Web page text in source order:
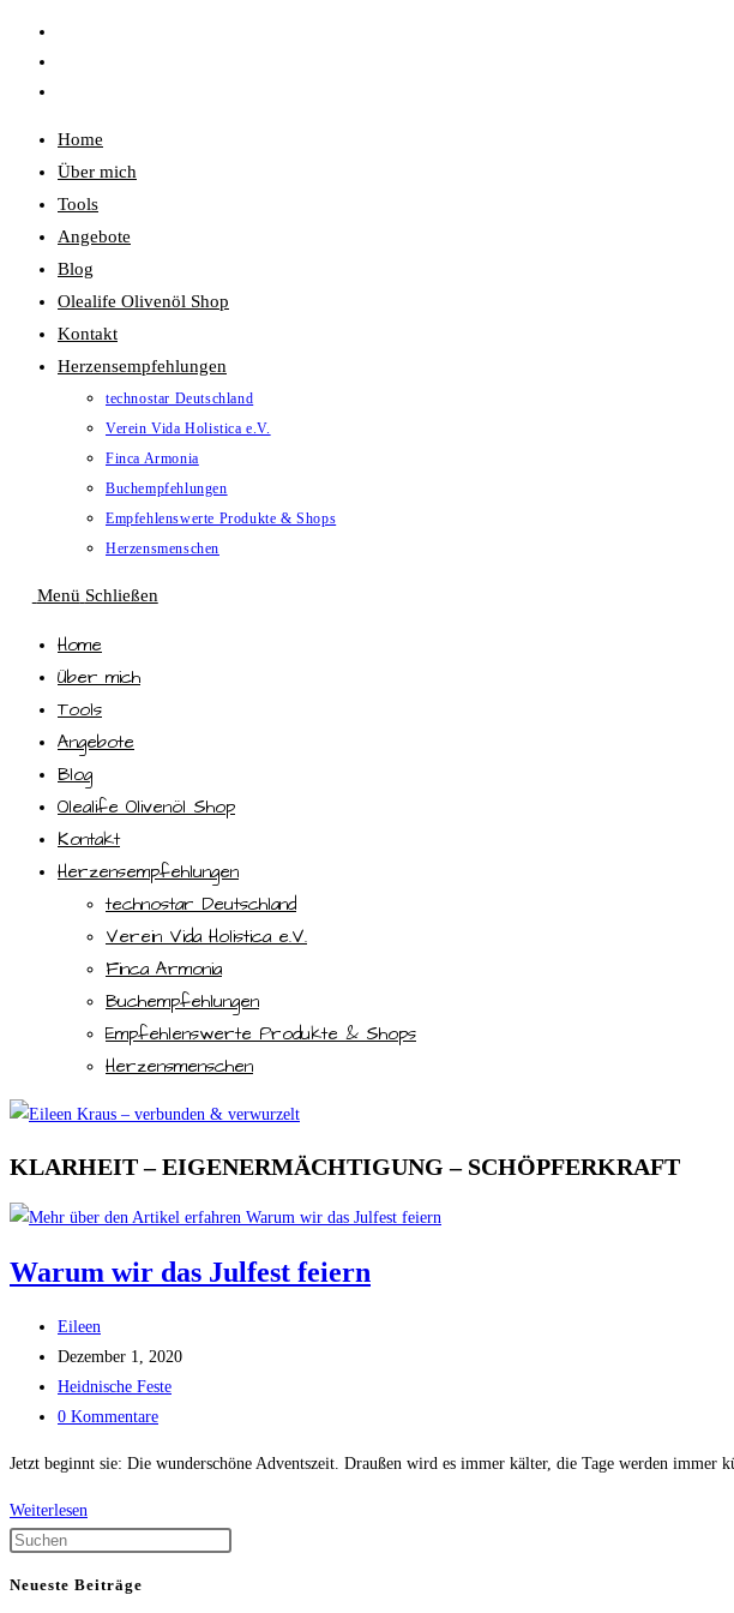
Zum
Inhalt
springen
Home
Über mich
Tools
Angebote
Blog
Olealife Olivenöl Shop
Kontakt
Herzensempfehlungen
technostar Deutschland
Verein Vida Holistica e.V.
Finca Armonia
Buchempfehlungen
Empfehlenswerte Produkte & Shops
Herzensmenschen
Menü Schließen
Home
Über mich
Tools
Angebote
Blog
Olealife Olivenöl Shop
Kontakt
Herzensempfehlungen
technostar Deutschland
Verein Vida Holistica e.V.
Finca Armonia
Buchempfehlungen
Empfehlenswerte Produkte & Shops
Herzensmenschen
KLARHEIT – EIGENERMÄCHTIGUNG – SCHÖPFERKRAFT
Warum wir das Julfest feiern
Beitrags-
Autor:
Eileen
Beitrag
veröffentlicht:
Dezember 1, 2020
Beitrags-
Kategorie:
Heidnische Feste
Beitrags-
0 Kommentare
Jetzt beginnt sie: Die wunderschöne Adventszeit. Draußen wird es immer kälter, die Tage werden
Weiterlesen
Neueste Beiträge